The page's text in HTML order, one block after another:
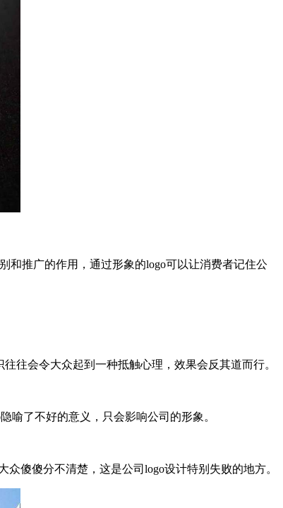
和推广的作用，通过形象的logo可以让消费者记住公
往会令大众起到一种抵触心理，效果会反其道而行。
喻了不好的意义，只会影响公司的形象。
傻傻分不清楚，这是公司logo设计特别失败的地方。